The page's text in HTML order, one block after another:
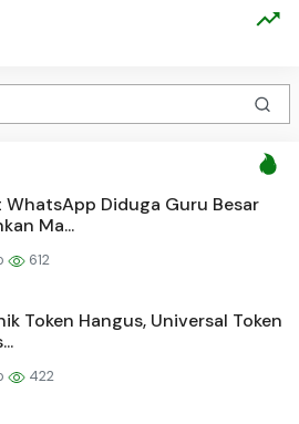
WhatsApp Diduga Guru Besar
Ma...
612
Token Hangus, Universal Token
422